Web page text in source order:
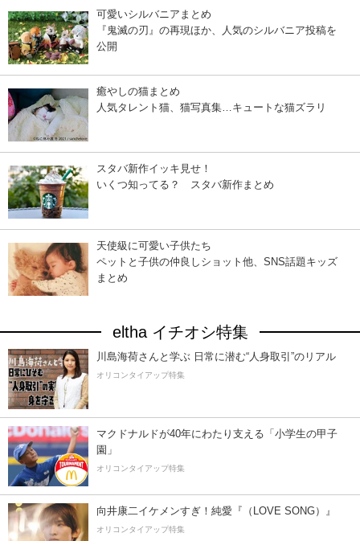
可愛いシルバニアまとめ
『鬼滅の刃』の再現ほか、人気のシルバニア投稿を
公開
癒やしの猫まとめ
人気タレント猫、猫写真集…キュートな猫ズラリ
スタバ新作イッキ見せ！
いくつ知ってる？ スタバ新作まとめ
天使級に可愛い子供たち
ペットと子供の仲良しショット他、SNS話題キッズ
まとめ
eltha イチオシ特集
川島海荷さんと学ぶ 日常に潜む“人身取引”のリアル
オリコンタイアップ特集
マクドナルドが40年にわたり支える「小学生の甲子
園」
オリコンタイアップ特集
向井康二イケメンすぎ！純愛『（LOVE SONG）』
オリコンタイアップ特集